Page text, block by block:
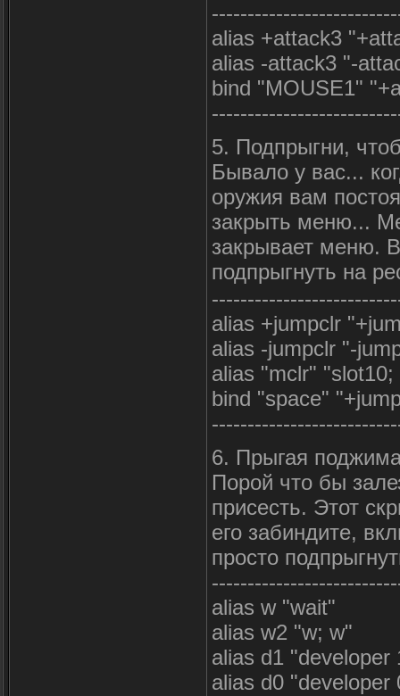
alias +attack3
alias -attack3 "-
bind "MOUSE1"
5. Подпрыгни,
Бывало у вас...
оружия вам
закрыть меню...
закрывает меню.
подпрыгнуть на
alias +jumpclr
alias -jumpclr "-
alias "mclr"
bind "space"
6. Прыгая
Порой что бы
присесть. Этот
его забиндите,
просто
alias w "wait"
alias w2 "w; w"
alias d1 "developer
alias d0 "developer